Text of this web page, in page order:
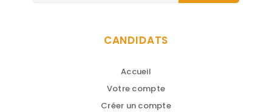
CANDIDATS
Accueil
Votre compte
Créer un compte